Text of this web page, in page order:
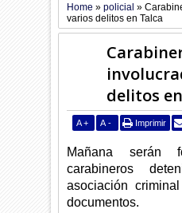
Home »policial »
varios delitos en Talca
delitos
A + A - Imprimir
Mañana serán
carabineros
asociación
documentos.